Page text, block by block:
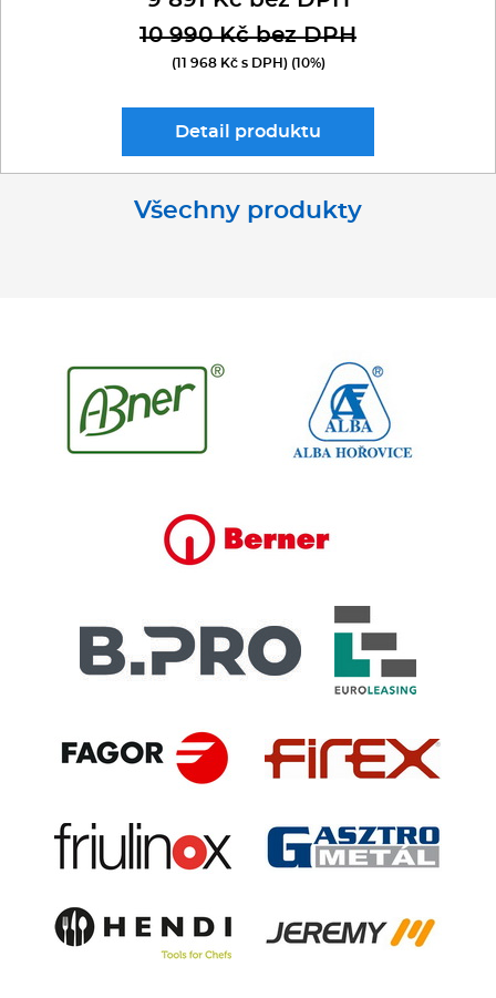
10 990 Kč bez DPH
(11 968 Kč s DPH) (10%)
Detail produktu
Všechny produkty